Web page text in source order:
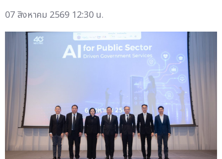
07 สิงหาคม 2569 12:30 น.